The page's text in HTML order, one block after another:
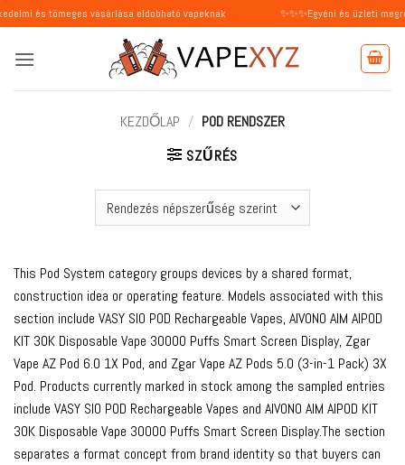
Skip
to
content
vásárlása eldobható vapeknak ✨✨✨Egyéni és üzleti
KEZDŐLAP / POD RENDSZER
SZŰRÉS
This Pod System category groups devices by a shared format,
construction idea or operating feature. Models associated with this
section include VASY SIO POD Rechargeable Vapes, AIVONO AIM AIPOD
KIT 30K Disposable Vape 30000 Puffs Smart Screen Display, Zgar
Vape AZ Pod 6.0 1X Pod, and Zgar Vape AZ Pods 5.0 (3-in-1 Pack) 3X
Pod. Products currently marked in stock among the sampled entries
include VASY SIO POD Rechargeable Vapes and AIVONO AIM AIPOD KIT
30K Disposable Vape 30000 Puffs Smart Screen Display.The section
separates a format concept from brand identity so that buyers can